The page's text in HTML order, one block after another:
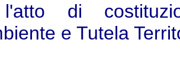
di
e Tutela